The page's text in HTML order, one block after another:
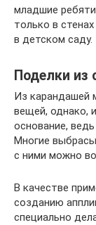
младшие
только в
в детском саду.
Поделки из
Из карандашей
вещей, однако,
основание,
Многие
с ними можно
В качестве
созданию
специально